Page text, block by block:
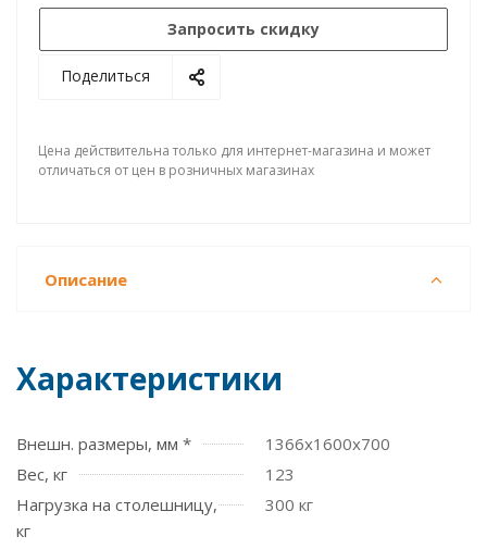
Запросить скидку
Поделиться
Цена действительна только для интернет-магазина и может
отличаться от цен в розничных магазинах
Описание
Характеристики
Внешн. размеры, мм *
1366x1600x700
Вес, кг
123
Нагрузка на столешницу,
кг
300 кг